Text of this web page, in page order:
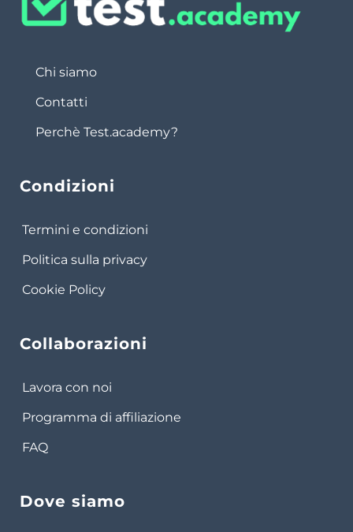
Chi siamo
Contatti
Perchè Test.academy?
Condizioni
Termini e condizioni
Politica sulla privacy
Cookie Policy
Collaborazioni
Lavora con noi
Programma di affiliazione
FAQ
Dove siamo